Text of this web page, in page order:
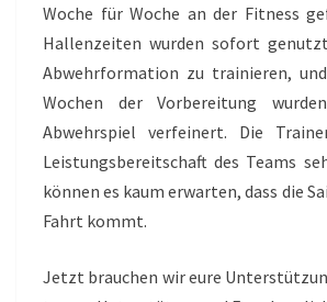
Woche für Woche an der Fitness
Hallenzeiten wurden sofort
Abwehrformation zu trainieren,
Wochen der Vorbereitung
Abwehrspiel verfeinert. Die
Leistungsbereitschaft des Teams
können es kaum erwarten, dass die
Fahrt kommt.
Jetzt brauchen wir eure